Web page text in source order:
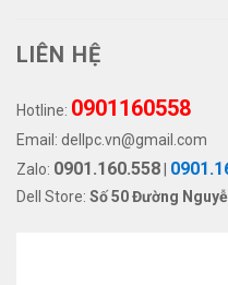
LIÊN HỆ
Hotline: 0901160558
Email: dellpc.vn@gmail.com
Zalo: 0901.160.558
Dell Store: Số 50 Đường